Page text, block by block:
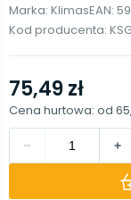
Marka: KlimasEAN:
Kod producenta:
75,49 zł
Cena hurtowa: od